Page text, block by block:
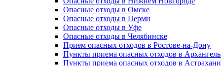
Опасные отходы в Омске
Опасные отходы в Перми
Опасные отходы в Уфе
Опасные отходы в Челябинске
Прием опасных отходов в Ростове-на-Дону
Пункты приема опасных отходов в
Пункты приема опасных отходов в Астрахани